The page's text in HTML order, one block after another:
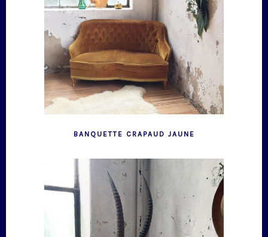
BANQUETTE CRAPAUD JAUNE